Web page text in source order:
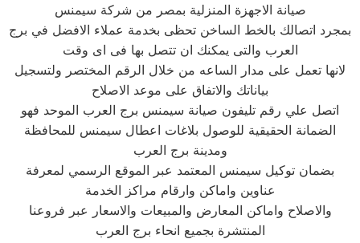
صيانة الاجهزة المنزلية بمصر من شركة سيمنس
بمجرد اتصالك بالخط الساخن تحظى بخدمة عملاء الافضل في برج
العرب والتى يمكنك ان تتصل بها فى اى وقت
لانها تعمل على مدار الساعه من خلال الرقم المختصر ولتسجيل
بياناتك والاتفاق على موعد الاصلاح
اتصل علي رقم تليفون صيانة سيمنس برج العرب الموحد فهو
الضمانة الحقيقية للوصول بلاغات اعطال سيمنس للمحافظة
ومدينة برج العرب
بضمان توكيل سيمنس المعتمد عبر الموقع الرسمي لمعرفة
عناوين واماكن وارقام مراكز الخدمة
والاصلاح واماكن المعارض والمبيعات والاسعار عبر فروعنا
المنتشرة بجميع انحاء برج العرب